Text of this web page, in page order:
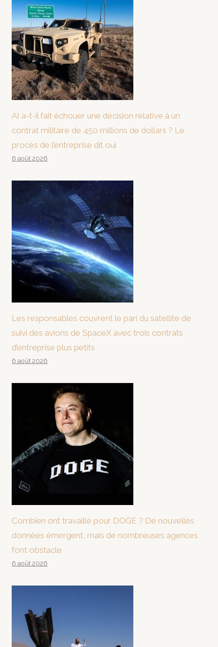
AI a-t-il fait échouer une décision relative à un
contrat militaire de 450 millions de dollars ? Le
procès de l’entreprise dit oui
6 août 2026
Les responsables couvrent le pari du satellite de
suivi des avions de SpaceX avec trois contrats
d’entreprise plus petits
6 août 2026
Combien ont travaillé pour DOGE ? De nouvelles
données émergent, mais de nombreuses agences
font obstacle
6 août 2026